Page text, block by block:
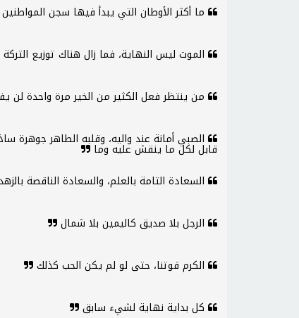
ما أكثر الأوطان التي يبدأ فيها سجن
الموت ليس النهاية، فما زال هناك توزيع التركة
من ينتظر فعل الكثير من الخير مرة واحدة لن
الصبي أمانة عند واليه، وقلبه الطاهر
قابل لكل ما ينقش عليه وما
السعادة التامة بالعلم، والسعادة الناقصة بالزهد
الرجل بلا صديق كاليمين بلا شمال
الكرم قوتنا، حتى لو لم يكن الحب كذلك
كل بداية نهاية لشيء سابق